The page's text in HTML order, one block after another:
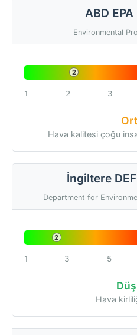
ABD
Environmental
2
1 2 3
Hava kalitesi çoğu
İngiltere
Department for
2
1 3 5
Hava